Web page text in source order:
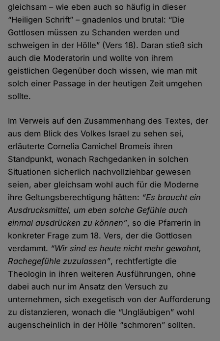
gleichsam – wie eben auch so häufig in dieser
“Heiligen Schrift” – gnadenlos und brutal: “Die
Gottlosen müssen zu Schanden werden und
schweigen in der Hölle” (Vers 18). Daran stieß sich
auch die Moderatorin und wollte von ihrem
geistlichen Gegenüber doch wissen, wie man mit
solch einer Passage in der heutigen Zeit umgehen
sollte.
Im Verweis auf den Zusammenhang des Textes, der
aus dem Blick des Volkes Israel zu sehen sei,
erläuterte Cornelia Camichel Bromeis ihren
Standpunkt, wonach Rachgedanken in solchen
Situationen sicherlich nachvollziehbar gewesen
seien, aber gleichsam wohl auch für die Moderne
ihre Geltungsberechtigung hätten: “Es braucht ein
Ausdrucksmittel, um eben solche Gefühle auch
einmal ausdrücken zu können”, so die Pfarrerin in
konkreter Frage zum 18. Vers, der die Gottlosen
verdammt. “Wir sind es heute nicht mehr gewohnt,
Rachegefühle zuzulassen”, rechtfertigte die
Theologin in ihren weiteren Ausführungen, ohne
dabei auch nur im Ansatz den Versuch zu
unternehmen, sich exegetisch von der Aufforderung
zu distanzieren, wonach die “Ungläubigen” wohl
augenscheinlich in der Hölle “schmoren” sollten.